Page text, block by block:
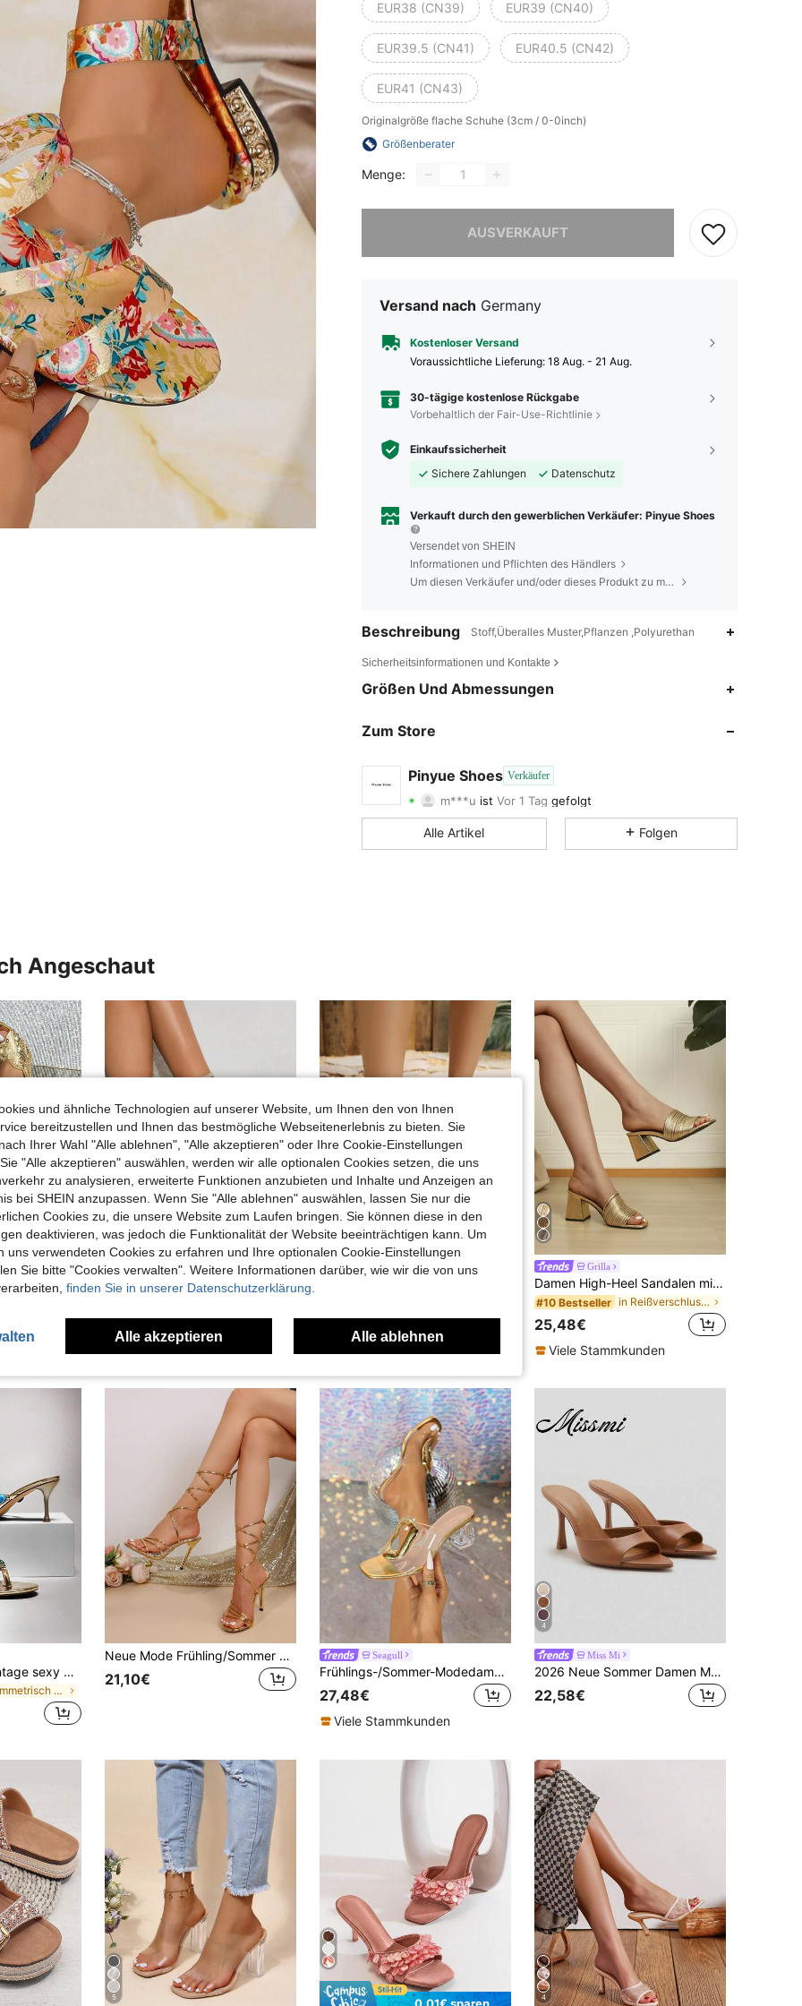
EUR38 (CN39) EUR39 (CN40)
EUR39.5 (CN41) EUR40.5 (CN42)
EUR41 (CN43)
Originalgröße flache Schuhe (3cm / 0-0inch)
Größenberater
Menge:
AUSVERKAUFT
Versand nach Germany
Kostenloser Versand
Voraussichtliche Lieferung: 18 Aug. - 21 Aug.
30-tägige kostenlose Rückgabe
Vorbehaltlich der Fair-Use-Richtlinie
Einkaufssicherheit
Sichere Zahlungen
Datenschutz
Verkauft durch den gewerblichen Verkäufer: Pinyue Shoes
Versendet von SHEIN
Informationen und Pflichten des Händlers
Um diesen Verkäufer und/oder dieses Produkt zu melden
Beschreibung Stoff,Überalles Muster,Pflanzen ,Polyurethan
Sicherheitsinformationen und Kontakte
Größen Und Abmessungen
Zum Store
Pinyue Shoes Verkäufer
4,50
6
Vor 1 Taggefolgt
4,50 Bewertung 6 Artikel 13Follower
4,50 6 13
Alle Artikel Folgen
Angeschaut
sparen
High-End Bankett Stiletto High Heel Party Urlaub glamouröse sexy Abendkleid Schuhe, elegante Damen Sandalen, Damen High Heels
Damen Sandaletten mit goldfarbener Plateausohle und hohem Absatz, modische Sandaletten mit offenem Zehenbereich und Knöchelriemen
#8 Bestseller in Glamourös Frauen Sandalen
10
Grilla
Damen High-Heel Sandalen mit geflochtenem Riemen, Sommersandalen, Blockabsätze
#10 Bestseller in Reißverschluss hinten Frauen Sandalen
25,48€
Viele Stammkunden
SHUZIA Damen Vintage sexy Stöckelschuhe mit Edelstein-Dekor für den Alltag, elegant für den Strand, PU Gold High Heels Sandalen
in Asymmetrisch Frauen Sandalen
Neue Mode Frühling/Sommer Weiße Schnür-High-Heel-Sandalen für Frauen
21,10€
Seagull
Frühlings-/Sommer-Modedamen-Sandalen mit goldfarbenen Knöpfen, transparentem Quadratzeh und dickem Absatz, bequemes Hohlabsatz-Design, geeignet für Partys, Treffen und Outdoor-Aktivitäten
27,48€
Viele Stammkunden
4
Miss Mi
2026 Neue Sommer Damen Mule Schuhe, spitze Zehenpartie High Heel Slip-On Sandalen, modische Riemen Outdoor Hausschuhe, Stiletto Absätze
22,58€
5 4
und ähnliche Technologien auf unserer Website, um Ihnen den von Ihnen
bereitzustellen und Ihnen das bestmögliche Webseitenerlebnis zu bieten. Sie
Ihrer Wahl "Alle ablehnen", "Alle akzeptieren" oder Ihre Cookie-Einstellungen
"Alle akzeptieren" auswählen, werden wir alle optionalen Cookies setzen, die uns
zu analysieren, erweiterte Funktionen anzubieten und Inhalte und Anzeigen an
bei SHEIN anzupassen. Wenn Sie "Alle ablehnen" auswählen, lassen Sie nur die
Cookies zu, die unsere Website zum Laufen bringen. Sie können diese in den
deaktivieren, was jedoch die Funktionalität der Website beeinträchtigen kann. Um
uns verwendeten Cookies zu erfahren und Ihre optionalen Cookie-Einstellungen
Sie bitte "Cookies verwalten". Weitere Informationen darüber, wie wir die von uns
finden Sie in unserer Datenschutzerklärung.
Alle akzeptieren Alle ablehnen